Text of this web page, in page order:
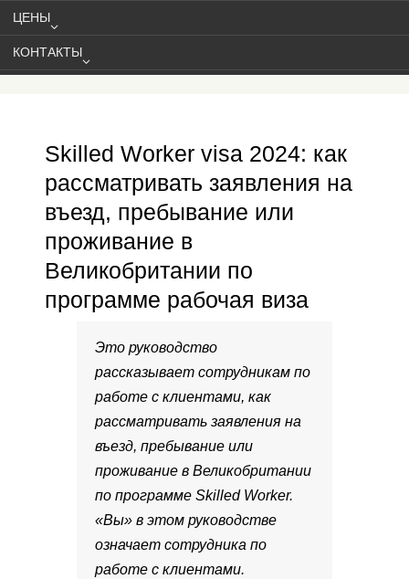
ЦЕНЫ
КОНТАКТЫ
Skilled Worker visa 2024: как
рассматривать заявления на
въезд, пребывание или
проживание в
Великобритании по
программе рабочая виза
Это руководство
рассказывает сотрудникам по
работе с клиентами, как
рассматривать заявления на
въезд, пребывание или
проживание в Великобритании
по программе Skilled Worker.
«Вы» в этом руководстве
означает сотрудника по
работе с клиентами.